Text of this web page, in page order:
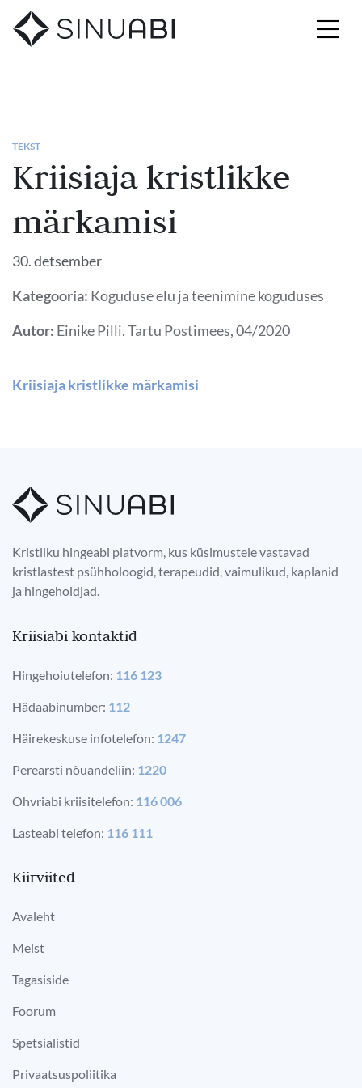
TEKST
Kriisiaja kristlikke
märkamisi
30. detsember
Kategooria: Koguduse elu ja teenimine koguduses
Autor: Einike Pilli. Tartu Postimees, 04/2020
Kriisiaja kristlikke märkamisi
Kristliku hingeabi platvorm, kus küsimustele vastavad
kristlastest psühholoogid, terapeudid, vaimulikud, kaplanid
ja hingehoidjad.
Kriisiabi kontaktid
Hingehoiutelefon: 116 123
Hädaabinumber: 112
Häirekeskuse infotelefon: 1247
Perearsti nõuandeliin: 1220
Ohvriabi kriisitelefon: 116 006
Lasteabi telefon: 116 111
Kiirviited
Avaleht
Meist
Tagasiside
Foorum
Spetsialistid
Privaatsuspoliitika